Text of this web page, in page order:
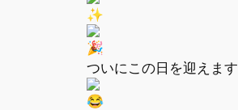
ついにこの日を迎えます